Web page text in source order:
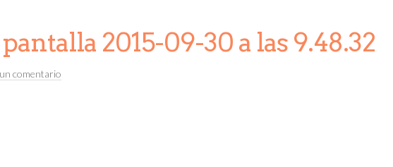
2015-09-30 a las 9.48.32
comentario